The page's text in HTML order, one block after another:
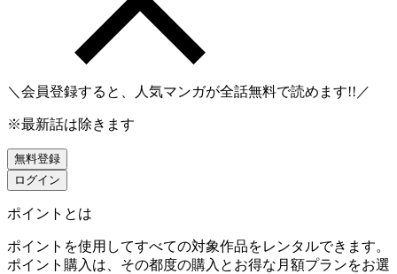
＼会員登録すると、人気マンガが全話無料で読めます!!／
※最新話は除きます
無料登録
ログイン
ポイントとは
ポイントを使用してすべての対象作品をレンタルできます。
ポイント購入は、その都度の購入とお得な月額プランをお選